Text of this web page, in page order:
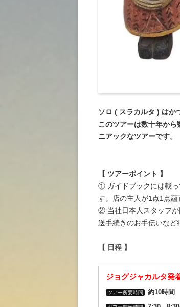
ソロ ( スラカルタ ) はか
このツアーは数十年か
ニアックなツアーです。
【 ツアーポイント 】
① ガイドブックには載っ
す。店の主人が1点1点蘊
② 当社日本人スタッフが
送手続きのお手伝いなど
【 日程 】
ジョグジャカルタ発
ツアー所要時間 約10時間